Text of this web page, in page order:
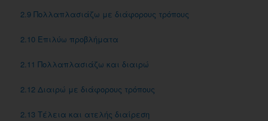
2.9 Πολλαπλασιάζω με διάφορους τρόπους
2.10 Επιλύω προβλήματα
2.11 Πολλαπλασιάζω και διαιρώ
2.12 Διαιρώ με διάφορους τρόπους
2.13 Τέλεια και ατελής διαίρεση